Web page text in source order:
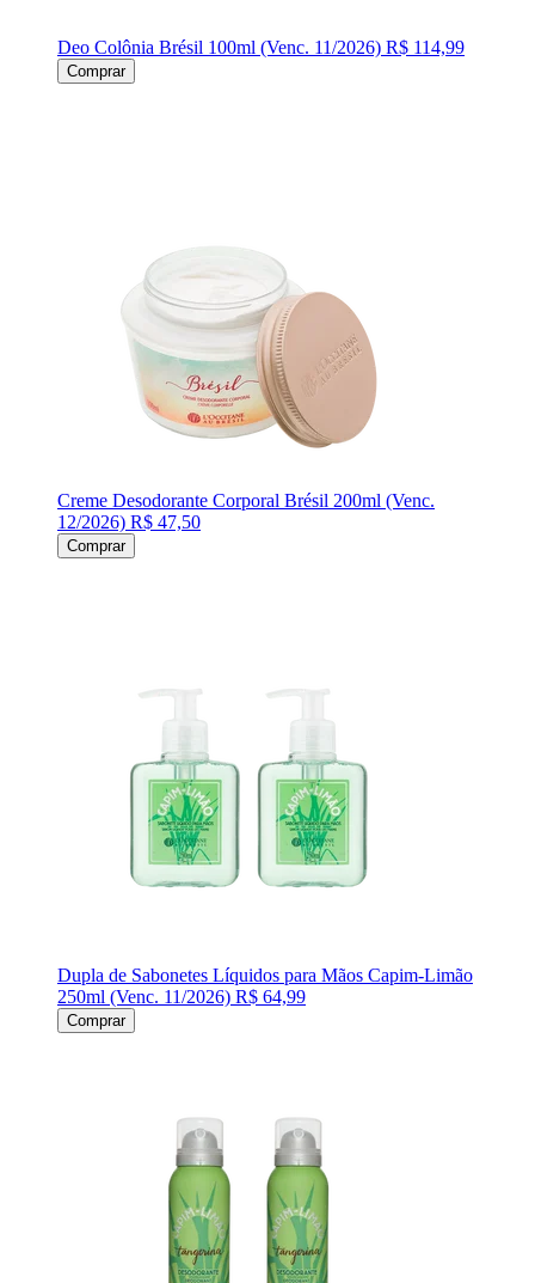
Deo Colônia Brésil 100ml (Venc. 11/2026) R$ 114,99
Comprar
Creme Desodorante Corporal Brésil 200ml (Venc.
12/2026) R$ 47,50
Comprar
Dupla de Sabonetes Líquidos para Mãos Capim-Limão
250ml (Venc. 11/2026) R$ 64,99
Comprar